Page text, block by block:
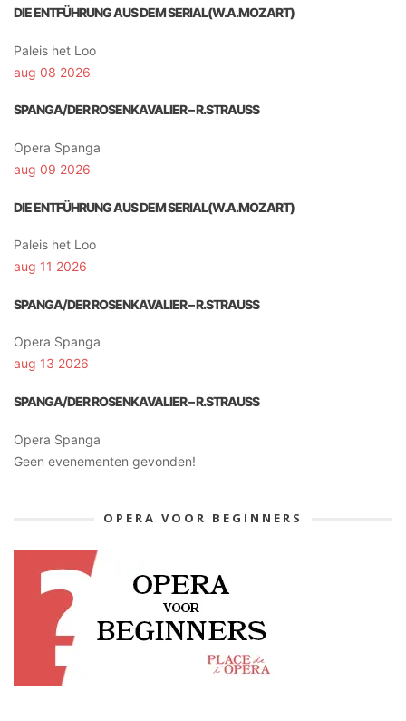
DIE ENTFÜHRUNG AUS DEM SERIAL(W.A.MOZART)
Paleis het Loo
aug 08 2026
SPANGA/DER ROSENKAVALIER – R.STRAUSS
Opera Spanga
aug 09 2026
DIE ENTFÜHRUNG AUS DEM SERIAL(W.A.MOZART)
Paleis het Loo
aug 11 2026
SPANGA/DER ROSENKAVALIER – R.STRAUSS
Opera Spanga
aug 13 2026
SPANGA/DER ROSENKAVALIER – R.STRAUSS
Opera Spanga
Geen evenementen gevonden!
OPERA VOOR BEGINNERS